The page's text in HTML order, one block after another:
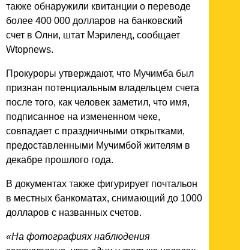
также обнаружили квитанции о переводе
более 400 000 долларов на банковский
счет в Олни, штат Мэриленд, сообщает
Wtopnews.
Прокуроры утверждают, что Мучимба был
признан потенциальным владельцем счета
после того, как человек заметил, что имя,
подписанное на измененном чеке,
совпадает с праздничными открытками,
предоставленными Мучимбой жителям в
декабре прошлого года.
В документах также фигурирует почтальон
в местных банкоматах, снимающий до 1000
долларов с названных счетов.
«На фотографиях наблюдения